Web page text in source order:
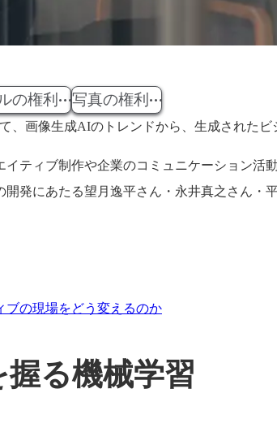
の権利 写真の権利
、画像生成AIのトレンドから、生成された
ティブ制作や企業のコミュニケーション
発にあたる望月逸平さん・永井真之さん
ブの現場をどう変えるのか
る機械学習